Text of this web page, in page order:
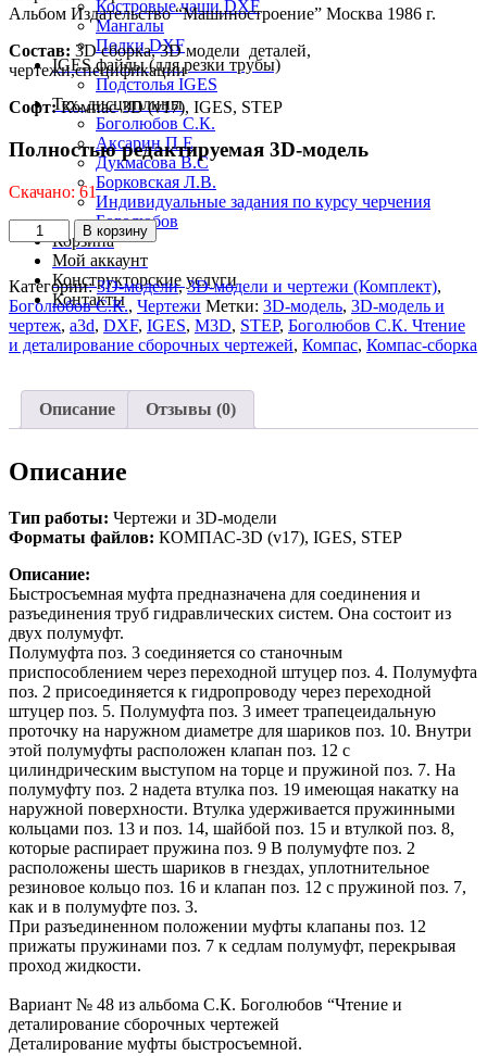
Костровые чаши DXF
Мангалы
Полки DXF
IGES файлы (для резки трубы)
Подстолья IGES
Тех. дисциплины
Боголюбов С.К.
Аксарин П.Е
Дукмасова В.С
Борковская Л.В.
Индивидуальные задания по курсу черчения
Боголюбов
Корзина
Мой аккаунт
Конструкторские услуги
Контакты
Альбом Издательство “Машиностроение” Москва 1986 г.
Состав: 3D сборка, 3D модели деталей,
чертежи,спецификации
Софт:Компас-3D (v17), IGES, STEP
Полностью редактируемая 3D-модель
Скачано: 61
Количество
товара
Муфта
быстросъемная
МЧ00.48.00.00.СБ
чертежи
и
В корзину
Категории:3D-модели,3D-модели и чертежи (Комплект),
Боголюбов С.К., Чертежи Метки: 3D-модель, 3D-модель и
чертеж, a3d, DXF, IGES, M3D, STEP, Боголюбов С.К. Чтение
и деталирование сборочных чертежей, Компас, Компас-сборка
Описание Отзывы (0)
Описание
Тип работы: Чертежи и 3D-модели
Форматы файлов: КОМПАС-3D (v17), IGES, STEP
Описание:
Быстросъемная муфта предназначена для соединения и
разъединения труб гидравлических систем. Она состоит из
двух полумуфт.
Полумуфта поз. 3 соединяется со станочным
приспособлением через переходной штуцер поз. 4. Полумуфта
поз. 2 присоединяется к гидропроводу через переходной
штуцер поз. 5. Полумуфта поз. 3 имеет трапецеидальную
проточку на наружном диаметре для шариков поз. 10. Внутри
этой полумуфты расположен клапан поз. 12 с
цилиндрическим выступом на торце и пружиной поз. 7. На
полумуфту поз. 2 надета втулка поз. 19 имеющая накатку на
наружной поверхности. Втулка удерживается пружинными
кольцами поз. 13 и поз. 14, шайбой поз. 15 и втулкой поз. 8,
которые распирает пружина поз. 9 В полумуфте поз. 2
расположены шесть шариков в гнездах, уплотнительное
резиновое кольцо поз. 16 и клапан поз. 12 с пружиной поз. 7,
как и в полумуфте поз. 3.
При разъединенном положении муфты клапаны поз. 12
прижаты пружинами поз. 7 к седлам полумуфт, перекрывая
проход жидкости.
Вариант № 48 из альбома C.К. Боголюбов “Чтение и
деталирование сборочных чертежей
Деталирование муфты быстросъемной.